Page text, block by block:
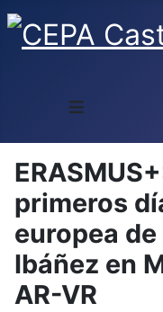
≡
primeros
europea
Ibáñez en
AR-VR